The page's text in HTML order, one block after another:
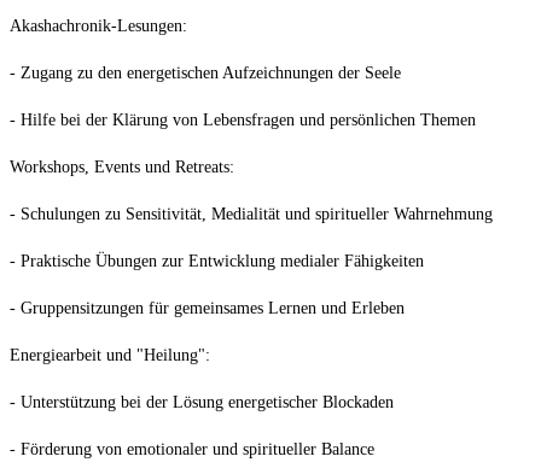
Akashachronik-Lesungen:
- Zugang zu den energetischen Aufzeichnungen der Seele
- Hilfe bei der Klärung von Lebensfragen und persönlichen Themen
Workshops, Events und Retreats:
- Schulungen zu Sensitivität, Medialität und spiritueller Wahrnehmung
- Praktische Übungen zur Entwicklung medialer Fähigkeiten
- Gruppensitzungen für gemeinsames Lernen und Erleben
Energiearbeit und "Heilung":
- Unterstützung bei der Lösung energetischer Blockaden
- Förderung von emotionaler und spiritueller Balance